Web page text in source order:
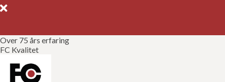
Over 75 års erfaring
FC Kvalitet
Gode råd